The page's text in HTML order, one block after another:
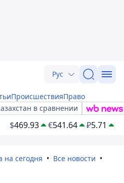
Рус
ПроисшествияПраво
в сравнении
$469.93 €541.64 ₽5.71
на сегодня
Все новости